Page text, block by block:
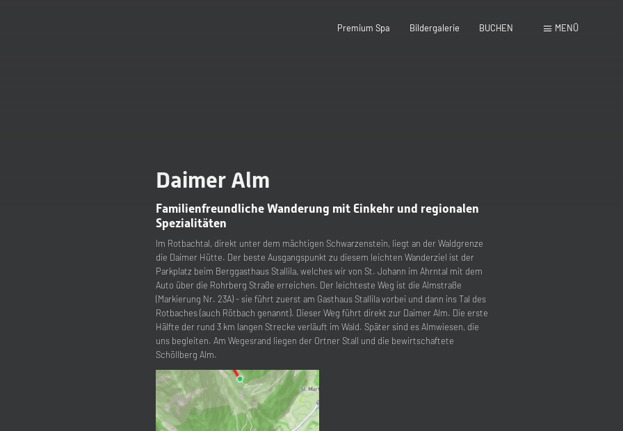
Premium Spa Bildergalerie BUCHEN MENÜ
Daimer Alm
Familienfreundliche Wanderung mit Einkehr und regionalen
Spezialitäten
Im Rotbachtal, direkt unter dem mächtigen Schwarzenstein, liegt an der Waldgrenze
die Daimer Hütte. Der beste Ausgangspunkt zu diesem leichten Wanderziel ist der
Parkplatz beim Berggasthaus Stallila, welches wir von St. Johann im Ahrntal mit dem
Auto über die Rohrberg Straße erreichen. Der leichteste Weg ist die Almstraße
(Markierung Nr. 23A) - sie führt zuerst am Gasthaus Stallila vorbei und dann ins Tal des
Rotbaches (auch Rötbach genannt). Dieser Weg führt direkt zur Daimer Alm. Die erste
Hälfte der rund 3 km langen Strecke verläuft im Wald. Später sind es Almwiesen, die
uns begleiten. Am Wegesrand liegen der Ortner Stall und die bewirtschaftete
Schöllberg Alm.